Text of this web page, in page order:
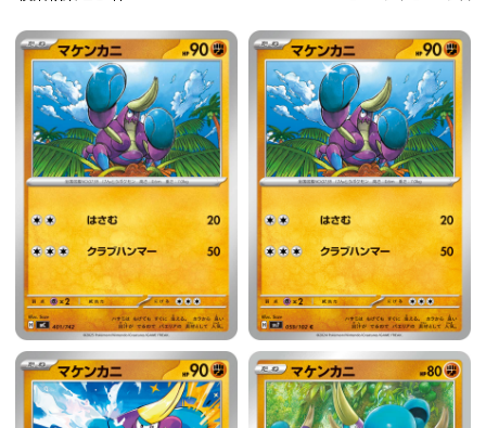
ミラー仕様のカード 件選択中